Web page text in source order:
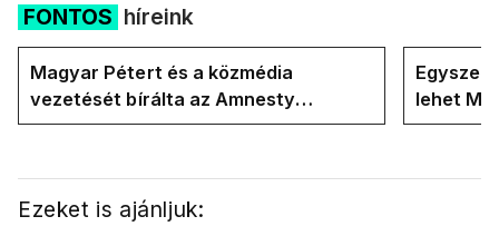
FONTOS híreink
Magyar Pétert és a közmédia
vezetését bírálta az Amnesty
International a Klubrádióban
lehet
Ezeket is ajánljuk: